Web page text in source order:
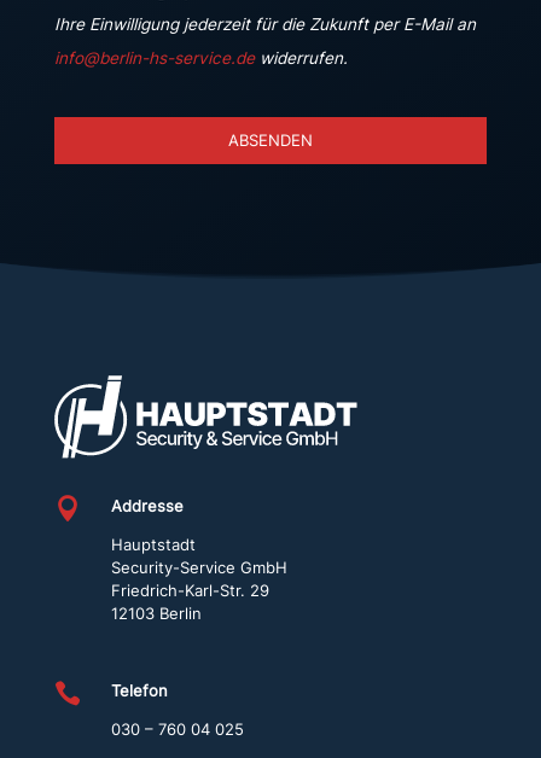
Ihre Einwilligung jederzeit für die Zukunft per E-Mail an
info@berlin-hs-service.dewiderrufen.
ABSENDEN
e
F
e
d
e

Addresse
Hauptstadt
Security-Service GmbH
Friedrich-Karl-Str. 29
12103 Berlin

Telefon
030 – 760 04 025